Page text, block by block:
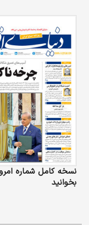
نسخه کامل شماره
بخوانید